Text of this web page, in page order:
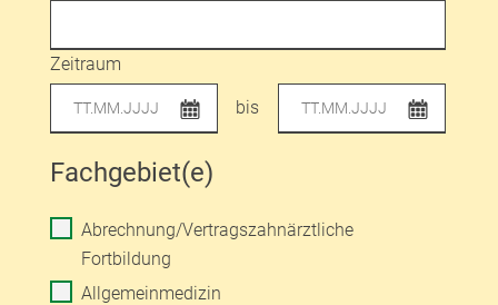
Zeitraum
bis
Fachgebiet(e)
Abrechnung/Vertragszahnärztliche
Fortbildung
Allgemeinmedizin